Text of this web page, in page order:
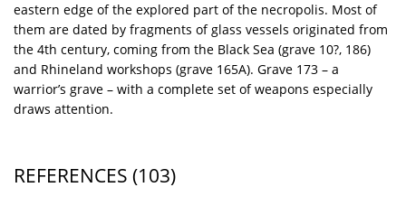
eastern edge of the explored part of the necropolis. Most of
them are dated by fragments of glass vessels originated from
the 4th century, coming from the Black Sea (grave 10?, 186)
and Rhineland workshops (grave 165A). Grave 173 – a
warrior’s grave – with a complete set of weapons especially
draws attention.
REFERENCES (103)